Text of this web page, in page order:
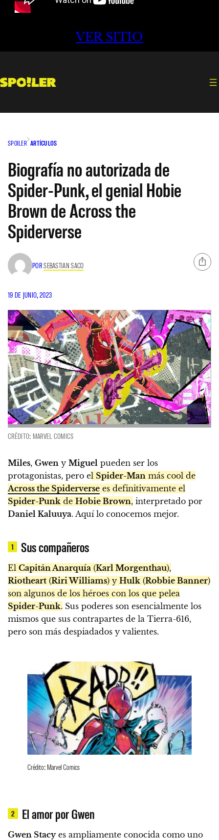
VER SITIO
SPOILER ARTÍCULOS
Biografía no autorizada de
Spider-Punk, el genial Hobie
Brown de Across the
Spiderverse
PORSEBASTIAN SACO
19 DE JUNIO, 2023
CRÉDITO: MARVEL COMICS
Miles, Gwen y Miguel pueden ser los
protagonistas, pero el Spider-Man más cool de
Across the Spiderverse es definitivamente el
Spider-Punk de Hobie Brown, interpretado por
Daniel Kaluuya. Aquí lo conocemos mejor.
1 Sus compañeros
El Capitán Anarquía (Karl Morgenthau),
Riotheart (Riri Williams) y Hulk (Robbie Banner)
son algunos de los héroes con los que pelea
Spider-Punk. Sus poderes son esencialmente los
mismos que sus contrapartes de la Tierra-616,
pero son más despiadados y valientes.
Crédito: Marvel Comics
2 El amor por Gwen
Gwen Stacyes ampliamente conocida como uno